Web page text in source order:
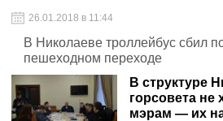
26.01.2018 в 11:44
В Николаеве троллейбус сбил
пешеходном переходе
В структуре
горсовета не
мэрам — их